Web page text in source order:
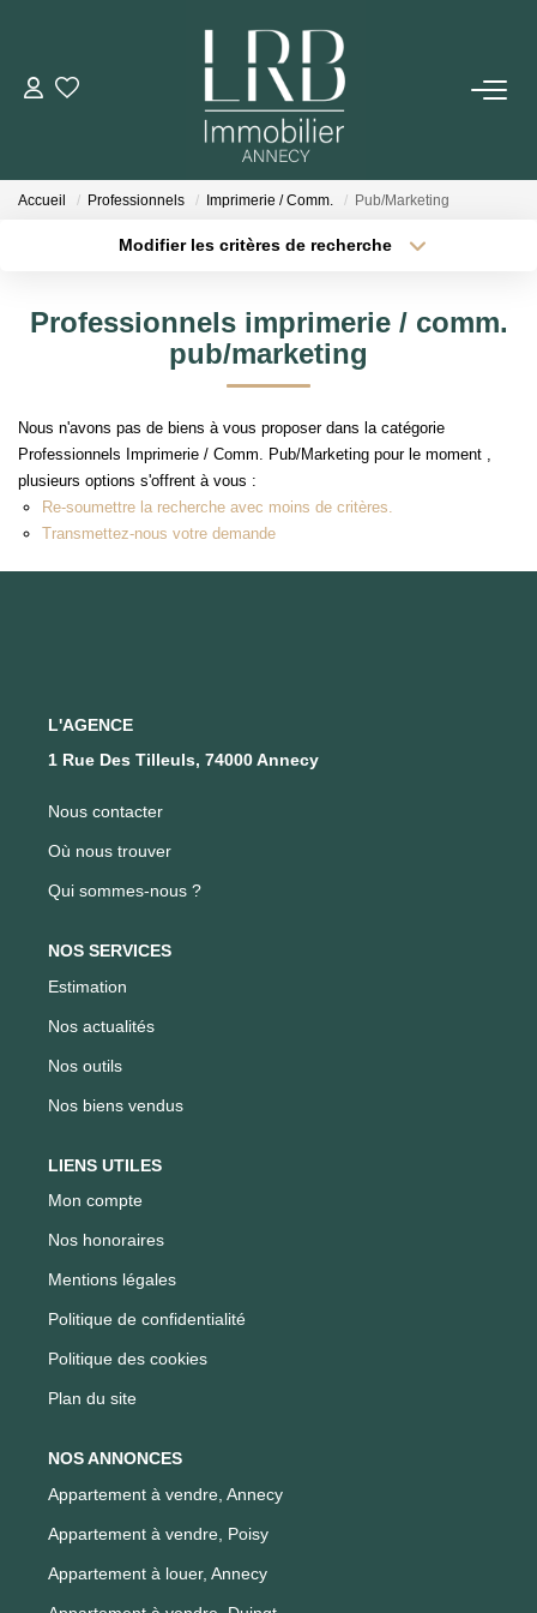
ACHETER
Votre Recherche
Biens Vendus
ESTIMER
LOUER
Notre Équipe
Accueil Professionnels Imprimerie / Comm. Pub/Marketing
Modifier les critères de recherche
Type de bien
Surface min
Créer une alerte
Professionnels imprimerie / comm.
pub/marketing
Nous n'avons pas de biens à vous proposer dans la catégorie
Professionnels Imprimerie / Comm. Pub/Marketing pour le moment ,
plusieurs options s'offrent à vous :
Re-soumettre la recherche avec moins de critères.
Transmettez-nous votre demande
L'AGENCE
1 Rue Des Tilleuls, 74000 Annecy
Nous contacter
Où nous trouver
Qui sommes-nous ?
NOS SERVICES
Estimation
Nos actualités
Nos outils
Nos biens vendus
LIENS UTILES
Mon compte
Nos honoraires
Mentions légales
Politique de confidentialité
Politique des cookies
Plan du site
NOS ANNONCES
Appartement à vendre, Annecy
Appartement à vendre, Poisy
Appartement à louer, Annecy